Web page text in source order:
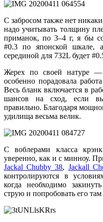
С забросом также нет
надо учитывать толщину
приманок, по 3–4 г, я бы
#0.3 по японской шкале,
серединой для 732L будет
Жерех по своей натуре —
особенно порадовала
Весь бланк включается в
шансов на сход, если
правильно. Благодаря
удилища весьма велик.
С воблерами класса
уверенно, как и с минноу.
Jackal Сhubby 38, Jackall
контролируются в
когда необходимо
струю и попробовать его там